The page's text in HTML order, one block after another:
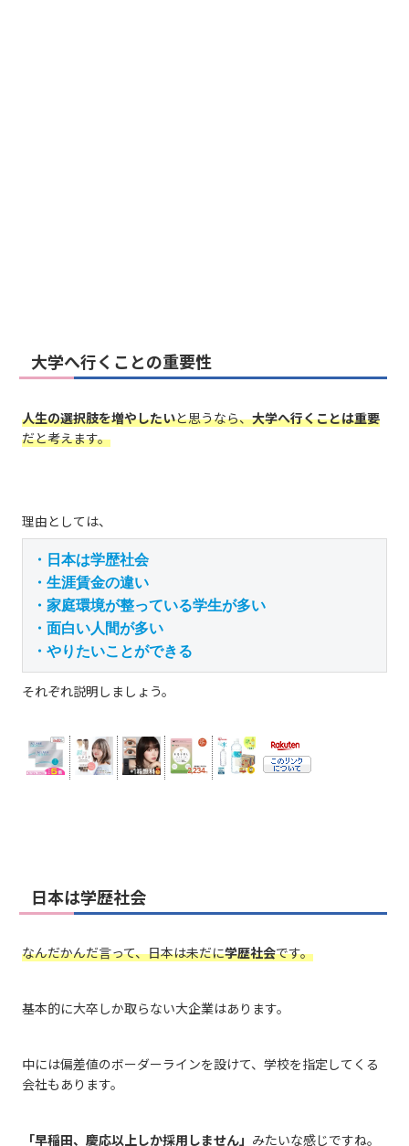
大学へ行くことの重要性
人生の選択肢を増やしたいと思うなら、大学へ行くことは重要
だと考えます。
理由としては、
・日本は学歴社会
・生涯賃金の違い
・家庭環境が整っている学生が多い
・面白い人間が多い
・やりたいことができる
それぞれ説明しましょう。
日本は学歴社会
なんだかんだ言って、日本は未だに学歴社会です。
基本的に大卒しか取らない大企業はあります。
中には偏差値のボーダーラインを設けて、学校を指定してくる
会社もあります。
「早稲田、慶応以上しか採用しません」 みたいな感じですね。